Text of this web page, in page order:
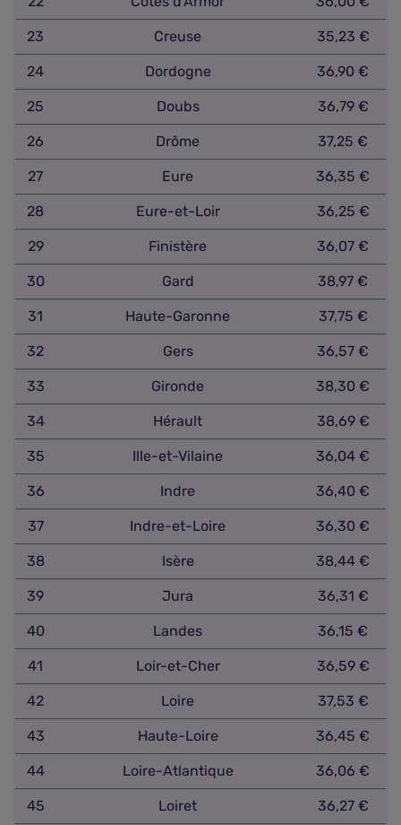
23 Creuse 35,23 €
24 Dordogne 36,90 €
25 Doubs 36,79 €
26 Drôme 37,25 €
27 Eure 36,35 €
28 Eure-et-Loir 36,25 €
29 Finistère 36,07 €
30 Gard 38,97 €
31 Haute-Garonne 37,75 €
32 Gers 36,57 €
33 Gironde 38,30 €
34 Hérault 38,69 €
35 Ille-et-Vilaine 36,04 €
36 Indre 36,40 €
37 Indre-et-Loire 36,30 €
38 Isère 38,44 €
39 Jura 36,31 €
40 Landes 36,15 €
41 Loir-et-Cher 36,59 €
42 Loire 37,53 €
43 Haute-Loire 36,45 €
44 Loire-Atlantique 36,06 €
45 Loiret 36,27 €